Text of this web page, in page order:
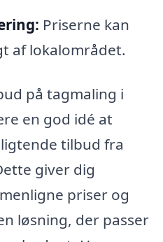
Priserne kan
af lokalområdet.
på tagmaling i
en god idé at
tilbud fra
giver dig
priser og
løsning, der passer